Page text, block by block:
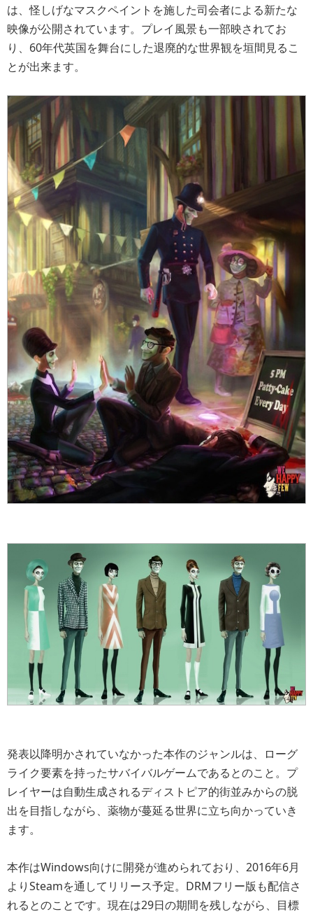
は、怪しげなマスクペイントを施した司会者による新たな
映像が公開されています。プレイ風景も一部映されてお
り、60年代英国を舞台にした退廃的な世界観を垣間見るこ
とが出来ます。
発表以降明かされていなかった本作のジャンルは、ローグ
ライク要素を持ったサバイバルゲームであるとのこと。プ
レイヤーは自動生成されるディストピア的街並みからの脱
出を目指しながら、薬物が蔓延る世界に立ち向かっていき
ます。
本作はWindows向けに開発が進められており、2016年6月
よりSteamを通してリリース予定。DRMフリー版も配信さ
れるとのことです。現在は29日の期間を残しながら、目標